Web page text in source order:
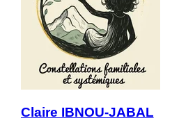
Claire IBNOU-JABAL